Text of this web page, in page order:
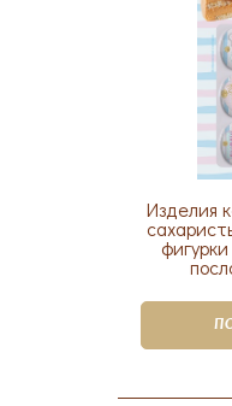
Изделия